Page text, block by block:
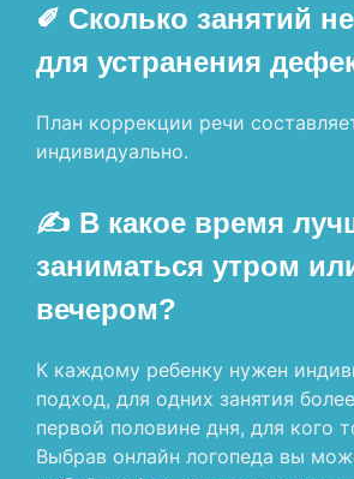
✐ Сколько занятий
для устранения
План коррекции речи
индивидуально.
✍ В какое время
заниматься утром
вечером?
К каждому ребенку нужен
подход, для одних занятия
первой половине дня, для кого
Выбрав онлайн логопеда вы